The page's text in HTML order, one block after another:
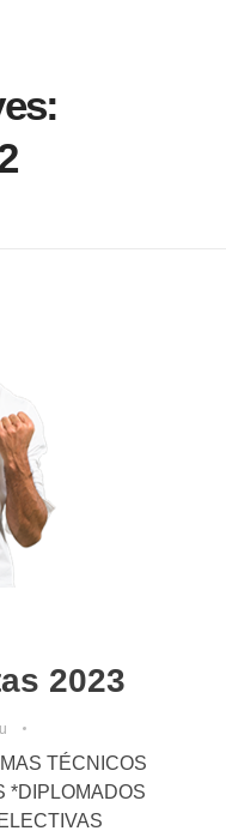
2023
TÉCNICOS
*DIPLOMADOS